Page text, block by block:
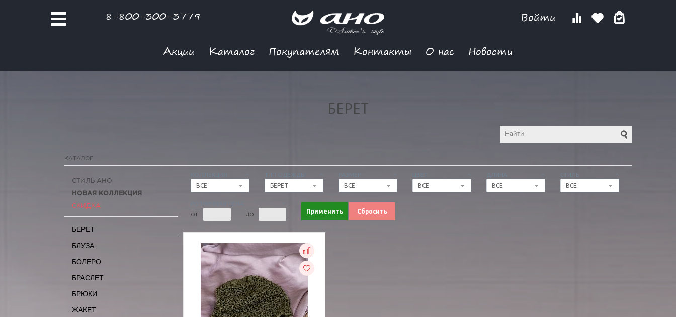
8-800-300-3779 Войти
Акции Каталог Покупателям Контакты О нас Новости
БЕРЕТ
КАТАЛОГ
ВСЕ
ТИП ОДЕЖДЫ
БЕРЕТ
ВСЕ
ВСЕ
ДЛИНА
ВСЕ
СТИЛЬ
ВСЕ
ОТ ДО Применить Сбросить
СТИЛЬ АНО
НОВАЯ КОЛЛЕКЦИЯ
СКИДКА
БЕРЕТ
БЛУЗА
БОЛЕРО
БРАСЛЕТ
БРЮКИ
ЖАКЕТ